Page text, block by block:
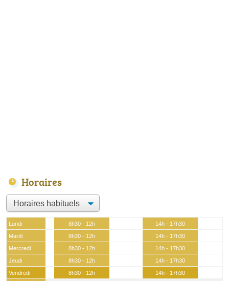
Horaires
Lundi 8h30 - 12h
14h - 17h30
Mardi
8h30 - 12h
14h - 17h30
Mercredi
8h30 - 12h
14h - 17h30
Jeudi
8h30 - 12h
14h - 17h30
Vendredi
8h30 - 12h
14h - 17h30